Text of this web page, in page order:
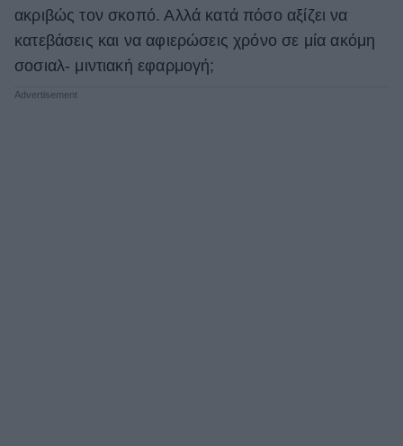
ακριβώς τον σκοπό. Αλλά κατά πόσο αξίζει να
κατεβάσεις και να αφιερώσεις χρόνο σε μία ακόμη
σοσιαλ- μιντιακή εφαρμογή;